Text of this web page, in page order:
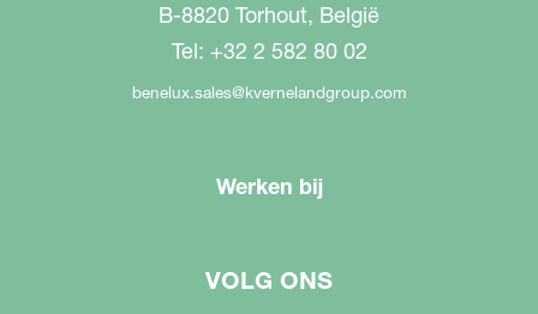
B-8820 Torhout, België
Tel: +32 2 582 80 02
benelux.sales@kvernelandgroup.com
Werken bij
VOLG ONS